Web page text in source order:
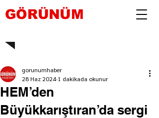
GÖRÜNÜM
HEM’den
Büyükkarıştıran’da sergi
gorunumhaber
28 Haz 2024 1 dakikada okunur